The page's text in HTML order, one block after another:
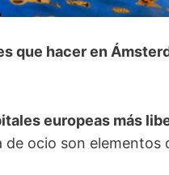
que hacer en
europeas más
ocio son elementos